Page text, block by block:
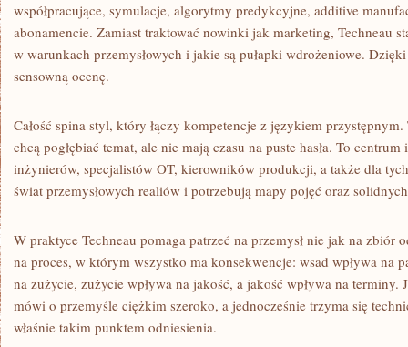
współpracujące, symulacje, algorytmy predykcyjne, additive
abonamencie. Zamiast traktować nowinki jak marketing, Techneau
w warunkach przemysłowych i jakie są pułapki wdrożeniowe.
sensowną ocenę.
Całość spina styl, który łączy kompetencje z językiem
chcą pogłębiać temat, ale nie mają czasu na puste hasła. To
inżynierów, specjalistów OT, kierowników produkcji, a także dla
świat przemysłowych realiów i potrzebują mapy pojęć oraz
W praktyce Techneau pomaga patrzeć na przemysł nie jak na zbiór
na proces, w którym wszystko ma konsekwencje: wsad wpływa na
na zużycie, zużycie wpływa na jakość, a jakość wpływa na terminy.
mówi o przemyśle ciężkim szeroko, a jednocześnie trzyma się
właśnie takim punktem odniesienia.